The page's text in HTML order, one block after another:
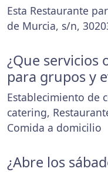
Esta Restaurante
de Murcia, s/n,
¿Que servicios
para grupos y
Establecimiento de
catering,
Comida a domicilio
¿Abre los